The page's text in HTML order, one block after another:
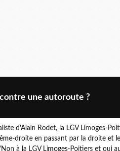
une autoroute ?
d'Alain Rodet, la LGV Limoges-
droite en passant par la droite et le
à la LGV Limoges-Poitiers et oui